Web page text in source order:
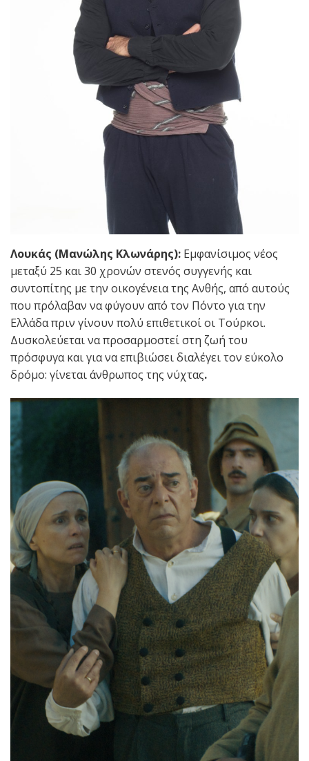
Λουκάς (Μανώλης Κλωνάρης): Εμφανίσιμος νέος
μεταξύ 25 και 30 χρονών στενός συγγενής και
συντοπίτης με την οικογένεια της Ανθής, από αυτούς
που πρόλαβαν να φύγουν από τον Πόντο για την
Ελλάδα πριν γίνουν πολύ επιθετικοί οι Τούρκοι.
Δυσκολεύεται να προσαρμοστεί στη ζωή του
πρόσφυγα και για να επιβιώσει διαλέγει τον εύκολο
δρόμο: γίνεται άνθρωπος της νύχτας.